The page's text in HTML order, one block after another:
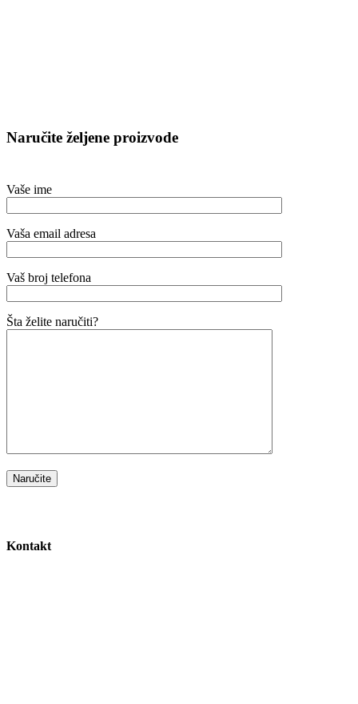
Naručite željene proizvode
Vaše ime
Vaša email adresa
Vaš broj telefona
Šta želite naručiti?
Kontakt